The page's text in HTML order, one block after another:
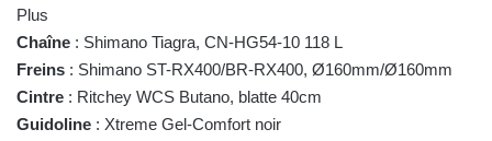
Plus
Chaîne : Shimano Tiagra, CN-HG54-10 118 L
Freins : Shimano ST-RX400/BR-RX400, Ø160mm/Ø160mm
Cintre : Ritchey WCS Butano, blatte 40cm
Guidoline : Xtreme Gel-Comfort noir